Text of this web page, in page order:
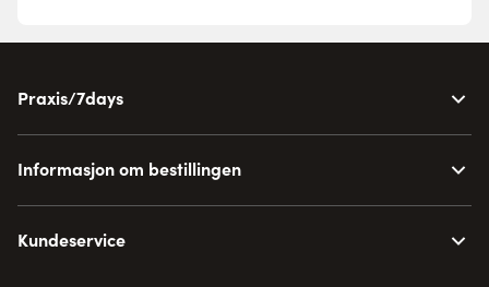
Praxis/7days
Informasjon om bestillingen
Kundeservice